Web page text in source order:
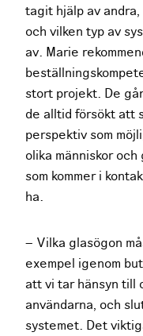
tagit hjälp av
och vilken typ av
av. Marie
stort projekt. De
de alltid försökt att
perspektiv som
olika människor
som kommer i
ha.
– Vilka glasögon
exempel igenom
att vi tar hänsyn till
användarna, och
systemet. Det